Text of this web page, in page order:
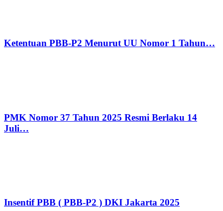
Ketentuan PBB-P2 Menurut UU Nomor 1 Tahun…
PMK Nomor 37 Tahun 2025 Resmi Berlaku 14
Juli…
Insentif PBB ( PBB-P2 ) DKI Jakarta 2025